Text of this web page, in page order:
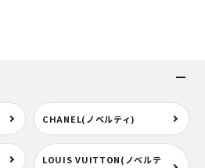
CHANEL(ノベルティ)
LOUIS VUITTON(ノベルテ